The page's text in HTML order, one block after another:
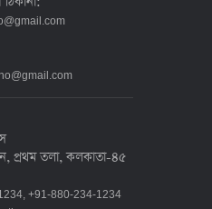
ও শনাক্ত কমেছে
১৯:০২
প্রথম তলা, কলকাতা-৪৫
+91-880-234-1234